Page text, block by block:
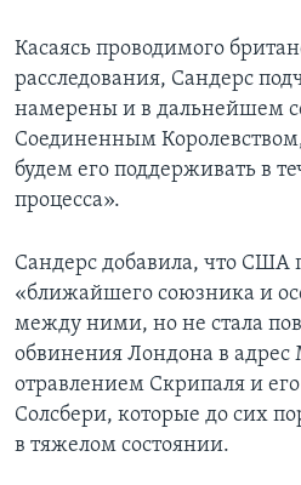
Касаясь проводимого
расследования, Сандерс
намерены и в дальнейшем
Соединенным
будем его поддерживать в
процесса».
Сандерс добавила, что США
«ближайшего союзника и
между ними, но не стала
обвинения Лондона в адрес
отравлением Скрипаля и
Солсбери, которые до сих
в тяжелом состоянии.